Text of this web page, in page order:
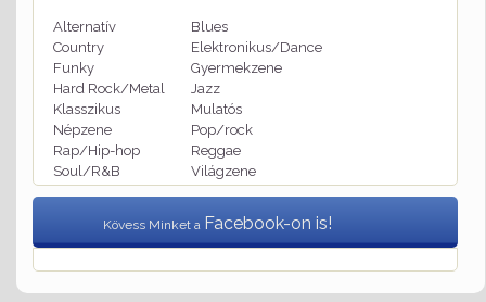
Alternatív
Blues
Country
Elektronikus/Dance
Funky
Gyermekzene
Hard Rock/Metal
Jazz
Klasszikus
Mulatós
Népzene
Pop/rock
Rap/Hip-hop
Reggae
Soul/R&B
Világzene
Kövess Minket a Facebook-on is!